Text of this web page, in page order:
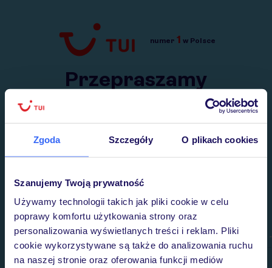
Zgoda Szczegóły O plikach cookies
Szanujemy Twoją prywatność
Używamy technologii takich jak pliki cookie w celu
poprawy komfortu użytkowania strony oraz
personalizowania wyświetlanych treści i reklam. Pliki
cookie wykorzystywane są także do analizowania ruchu
na naszej stronie oraz oferowania funkcji mediów
Przejdź do TUI.pl
numer 1 w Polsce
Przepraszamy
Wysłaliśmy nasz serwis na krótkie wakacje.